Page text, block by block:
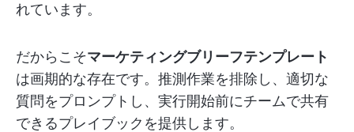
れています。
だからこそマーケティングブリーフテンプレート
は画期的な存在です。推測作業を排除し、適切な
質問をプロンプトし、実行開始前にチームで共有
できるプレイブックを提供します。